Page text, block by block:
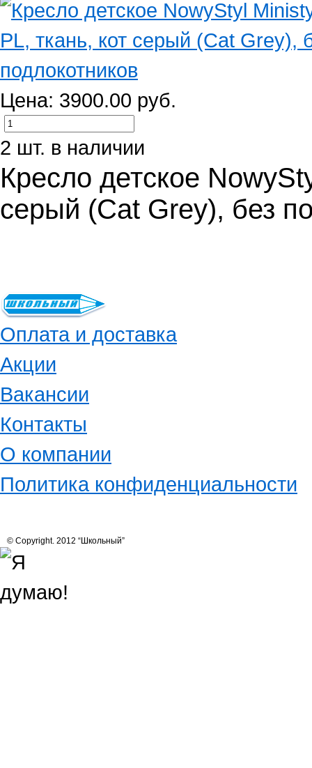
Цена: 3900.00 руб.
2 шт. в наличии
Кресло детское
серый (Cat Grey), без
Оплата и доставка
Акции
Вакансии
Контакты
О компании
Политика конфиденциальности
© Copyright. 2012 “Школьный”